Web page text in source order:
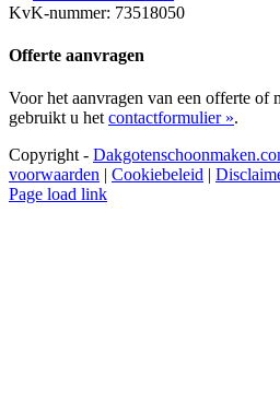
KvK-nummer: 73518050
Offerte aanvragen
Voor het aanvragen van een offerte of
gebruikt u het contactformulier ».
Copyright -
voorwaarden | Cookiebeleid |
Page load link